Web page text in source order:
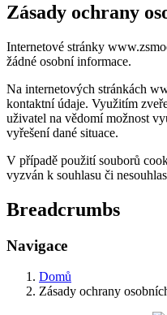
Zásady ochrany
Internetové stránky
žádné osobní informace.
Na internetových stránkách
kontaktní údaje. Využitím
uživatel na vědomí možnost
vyřešení dané situace.
V případě použití souborů
vyzván k souhlasu či
Breadcrumbs
Navigace
Domů
Zásady ochrany